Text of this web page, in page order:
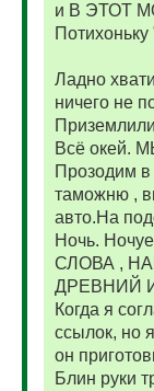
и В ЭТОТ
Ладно
ничего не
Всё окей.
Прозодим
таможню ,
авто.На
Ночь.
СЛОВА ,
ДРЕВНИЙ
Когда я
ссылок, но
он
Блин руки